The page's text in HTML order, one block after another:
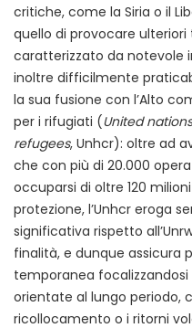
critiche, come la Siria o il
quello di provocare
caratterizzato da notevole
inoltre difficilmente
la sua fusione con l’Alto
per i rifugiati (United
refugees, Unhcr): oltre ad
che con più di 20.000
occuparsi di oltre 120
protezione, l’Unhcr eroga
significativa rispetto
finalità, e dunque assicura
temporanea
orientate al lungo periodo,
ricollocamento o i ritorni